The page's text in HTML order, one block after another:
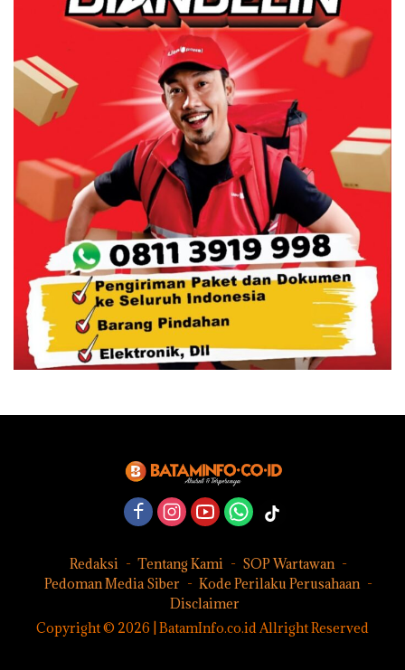
Redaksi Tentang Kami
SOP Wartawan
Pedoman Media Siber
Kode Perilaku Perusahaan
Disclaimer
Copyright © 2026 | BatamInfo.co.id Allright Reserved